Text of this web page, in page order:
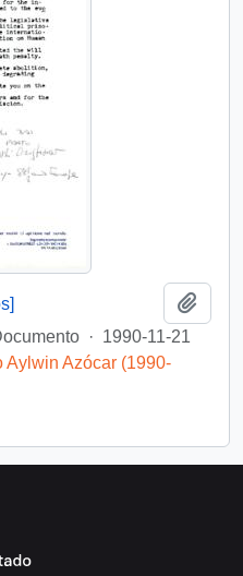
· 1990-11-21
Aylwin Azócar (1990-